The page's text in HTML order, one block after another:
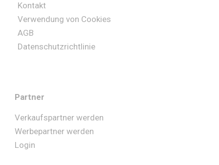
Kontakt
Verwendung von Cookies
AGB
Datenschutzrichtlinie
Partner
Verkaufspartner werden
Werbepartner werden
Login